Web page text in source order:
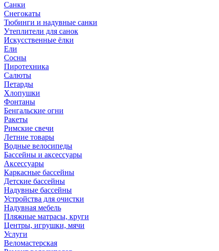
Санки
Снегокаты
Тюбинги и надувные санки
Утеплители для санок
Искусственные ёлки
Ели
Сосны
Пиротехника
Салюты
Петарды
Хлопушки
Фонтаны
Бенгальские огни
Ракеты
Римские свечи
Летние товары
Водные велосипеды
Бассейны и аксессуары
Аксессуары
Каркасные бассейны
Детские бассейны
Надувные бассейны
Устройства для очистки
Надувная мебель
Пляжные матрасы, круги
Центры, игрушки, мячи
Услуги
Веломастерская